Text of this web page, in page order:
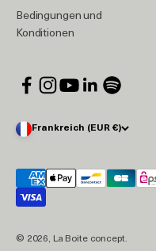
Bedingungen und
Konditionen
Frankreich (EUR €)
© 2026, La Boite concept.